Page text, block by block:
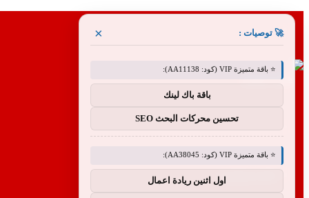
القائمة
عن
الأكثر مشاهدة
🚀 توصيات : ×
⭐ باقة متميزة VIP (كود: AA11138):
باقة باك لينك
تحسين محركات البحث SEO
⭐ باقة متميزة VIP (كود: AA38045):
اول اثنين ريادة اعمال